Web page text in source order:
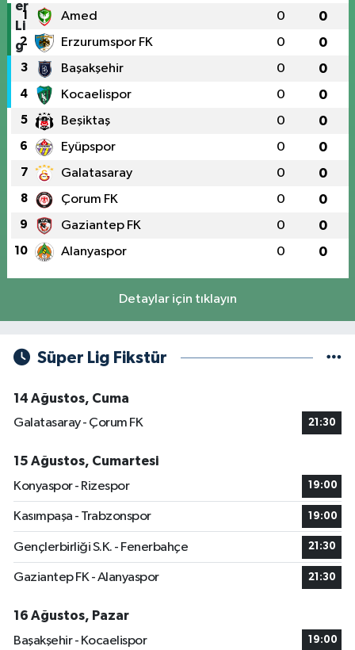
1 Amed 0 0
2 Erzurumspor FK 0 0
3 Başakşehir 0 0
4 Kocaelispor 0 0
5 Beşiktaş 0 0
6 Eyüpspor 0 0
7 Galatasaray 0 0
8 Çorum FK 0 0
9 Gaziantep FK 0 0
10 Alanyaspor 0 0
Detaylar için tıklayın
Süper Lig Fikstür
14 Ağustos, Cuma
Galatasaray - Çorum FK
21:30
15 Ağustos, Cumartesi
Konyaspor - Rizespor
19:00
Kasımpaşa - Trabzonspor 19:00
Gençlerbirliği S.K. - Fenerbahçe 21:30
Gaziantep FK - Alanyaspor 21:30
16 Ağustos, Pazar
Başakşehir - Kocaelispor
19:00